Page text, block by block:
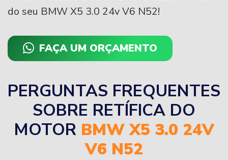
do seu BMW X5 3.0 24v V6 N52!
FAÇA UM ORÇAMENTO
PERGUNTAS FREQUENTES
SOBRE RETÍFICA DO
MOTOR BMW X5 3.0 24V
V6 N52